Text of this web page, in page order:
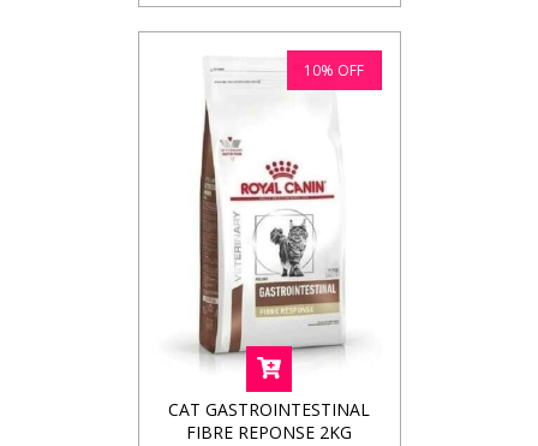
10% OFF
CAT GASTROINTESTINAL
FIBRE REPONSE 2KG